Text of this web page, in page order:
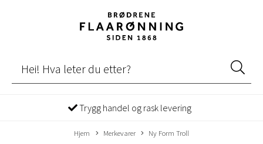
Trygg handel og rask levering
Hjem Merkevarer Ny Form Troll